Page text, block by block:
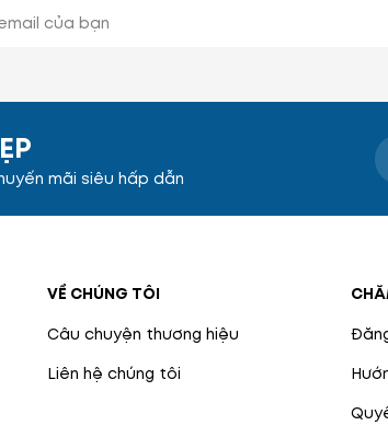
mãi siêu hấp dẫn
VỀ CHÚNG TÔI
Câu chuyện thương hiệu
Liên hệ chúng tôi